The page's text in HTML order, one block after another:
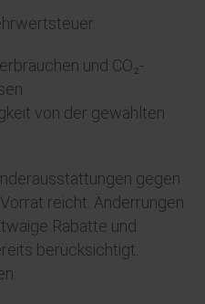
und CO₂-
von der gewählten
gegen
reicht. Änderrungen
Rabatte und
berücksichtigt.